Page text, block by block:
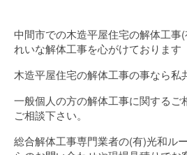
中間市での木造平屋住宅の解体工事
れいな解体工事を心がけております
木造平屋住宅の解体工事の事なら私
一般個人の方の解体工事に関するご
ご相談下さい。
総合解体工事専門業者の(有)光和ル